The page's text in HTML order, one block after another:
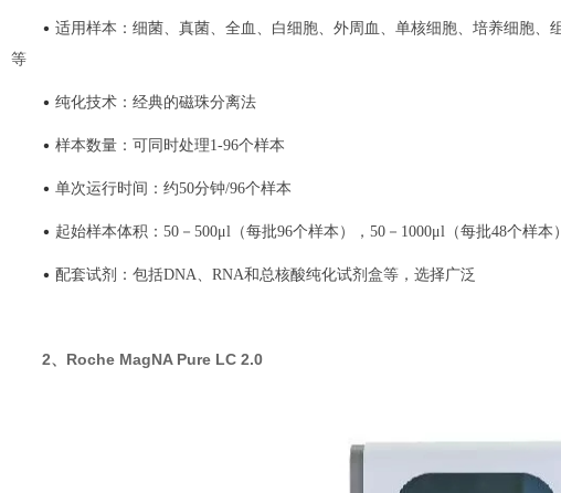
•适用样本：细菌、真菌、全血、白细胞、外周血、单核细胞、培养细胞
等
•纯化技术：经典的磁珠分离法
•样本数量：可同时处理1-96个样本
•单次运行时间：约50分钟/96个样本
• 起始样本体积：50－500μl（每批96个样本），50－1000μl（每批48个样本）
•配套试剂：包括DNA、RNA和总核酸纯化试剂盒等，选择广泛
2、Roche MagNA Pure LC 2.0